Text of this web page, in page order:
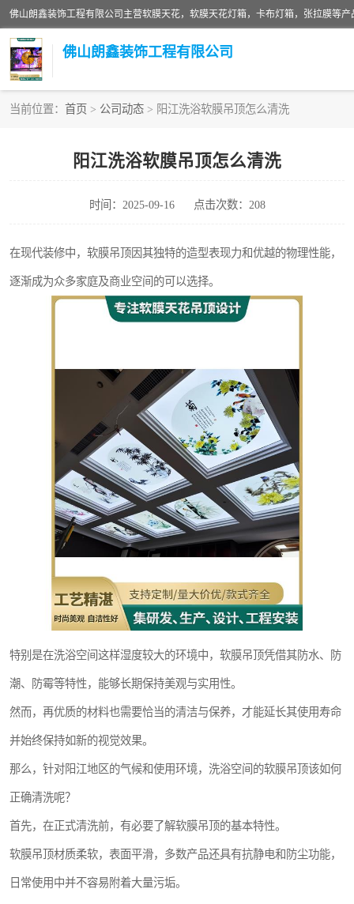
佛山朗鑫装饰工程有限公司
当前位置： 首页 > 公司动态 > 阳江洗浴软膜吊顶怎么清洗
阳江洗浴软膜吊顶怎么清洗
时间：2025-09-16 点击次数：208
在现代装修中，软膜吊顶因其独特的造型表现力和优越的物理性能，
逐渐成为众多家庭及商业空间的可以选择。
特别是在洗浴空间这样湿度较大的环境中，软膜吊顶凭借其防水、防
潮、防霉等特性，能够长期保持美观与实用性。
然而，再优质的材料也需要恰当的清洁与保养，才能延长其使用寿命
并始终保持如新的视觉效果。
那么，针对阳江地区的气候和使用环境，洗浴空间的软膜吊顶该如何
正确清洗呢？
首先，在正式清洗前，有必要了解软膜吊顶的基本特性。
软膜吊顶材质柔软，表面平滑，多数产品还具有抗静电和防尘功能，
日常使用中并不容易附着大量污垢。